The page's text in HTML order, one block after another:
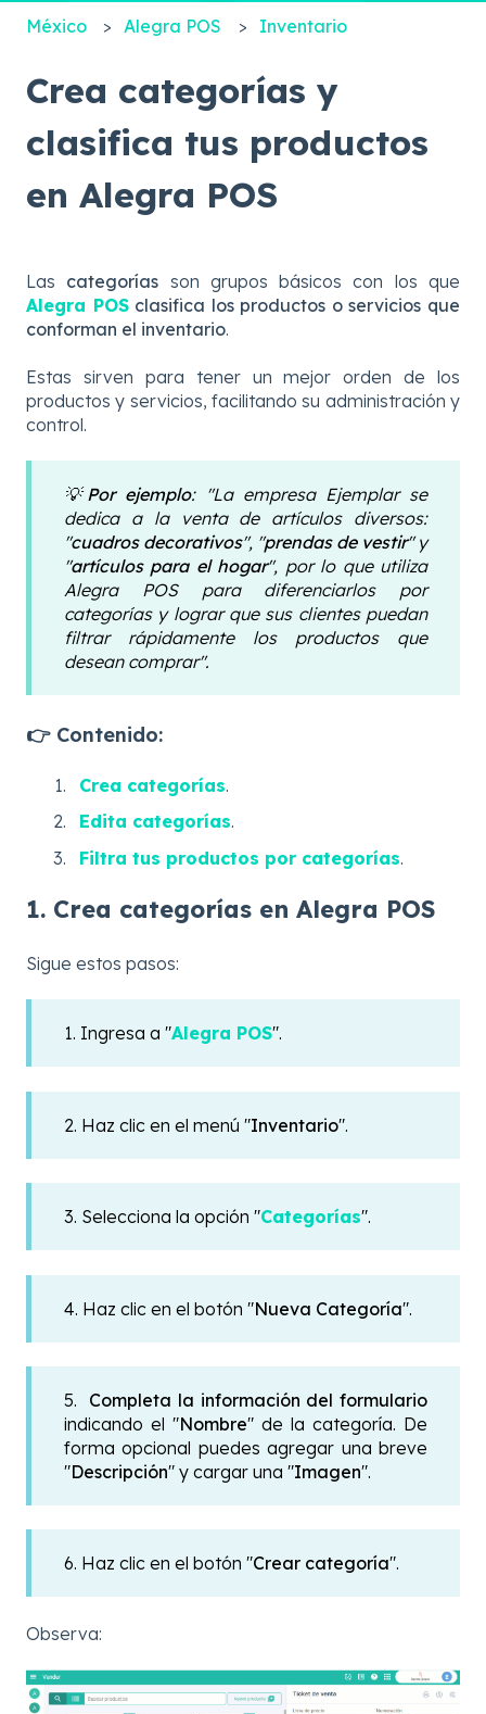
México Alegra POS Inventario
Crea categorías y
clasifica tus productos
en Alegra POS
Las categorías son grupos básicos con los que
Alegra POSclasifica los productos o servicios que
conforman el inventario.
Estas sirven para tener un mejor orden de los
productos y servicios, facilitando su administración y
control.
💡Por ejemplo: "La empresa Ejemplar se
dedica a la venta de artículos diversos:
"cuadros decorativos", "prendas de vestir" y
"artículos para el hogar", por lo que utiliza
Alegra POS para diferenciarlos por
categorías y lograr que sus clientes puedan
filtrar rápidamente los productos que
desean comprar".
👉 Contenido:
Crea categorías.
Edita categorías.
Filtra tus productos por categorías.
1. Crea categorías en Alegra POS
Sigue estos pasos:
1. Ingresa a "Alegra POS".
2. Haz clic en el menú "Inventario".
3. Selecciona la opción "Categorías".
4. Haz clic en el botón "Nueva Categoría".
5.
Completa la información del formulario
indicando el "Nombre" de la categoría. De
forma opcional puedes agregar una breve
"Descripción" y cargar una "Imagen".
6. Haz clic en el botón "Crear categoría".
Observa: